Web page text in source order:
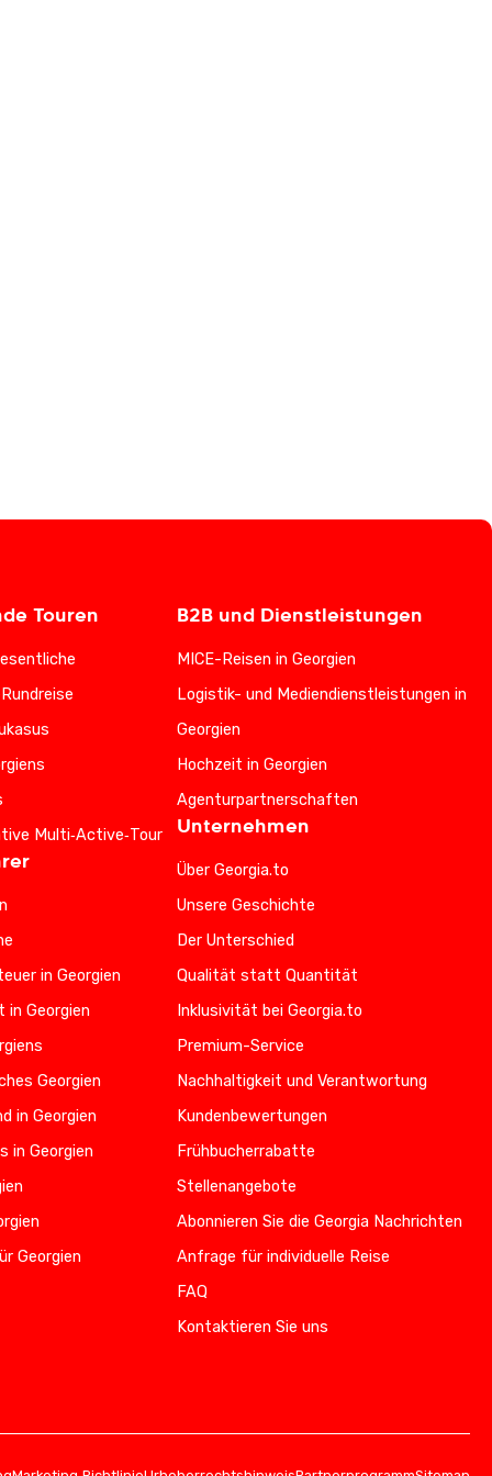
Touren
Multi‑Active‑Tour
in Georgien
in Georgien
Georgien
in Georgien
in Georgien
Georgien
B2B und Dienstleistungen
MICE-Reisen in Georgien
Logistik- und Mediendienstleistungen in
Georgien
Hochzeit in Georgien
Agenturpartnerschaften
Unternehmen
Über Georgia.to
Unsere Geschichte
Der Unterschied
Qualität statt Quantität
Inklusivität bei Georgia.to
Premium-Service
Nachhaltigkeit und Verantwortung
Kundenbewertungen
Frühbucherrabatte
Stellenangebote
Abonnieren Sie die Georgia Nachrichten
Anfrage für individuelle Reise
FAQ
Kontaktieren Sie uns